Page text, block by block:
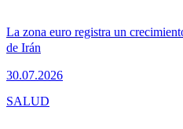
La zona euro registra un
de Irán
30.07.2026
SALUD